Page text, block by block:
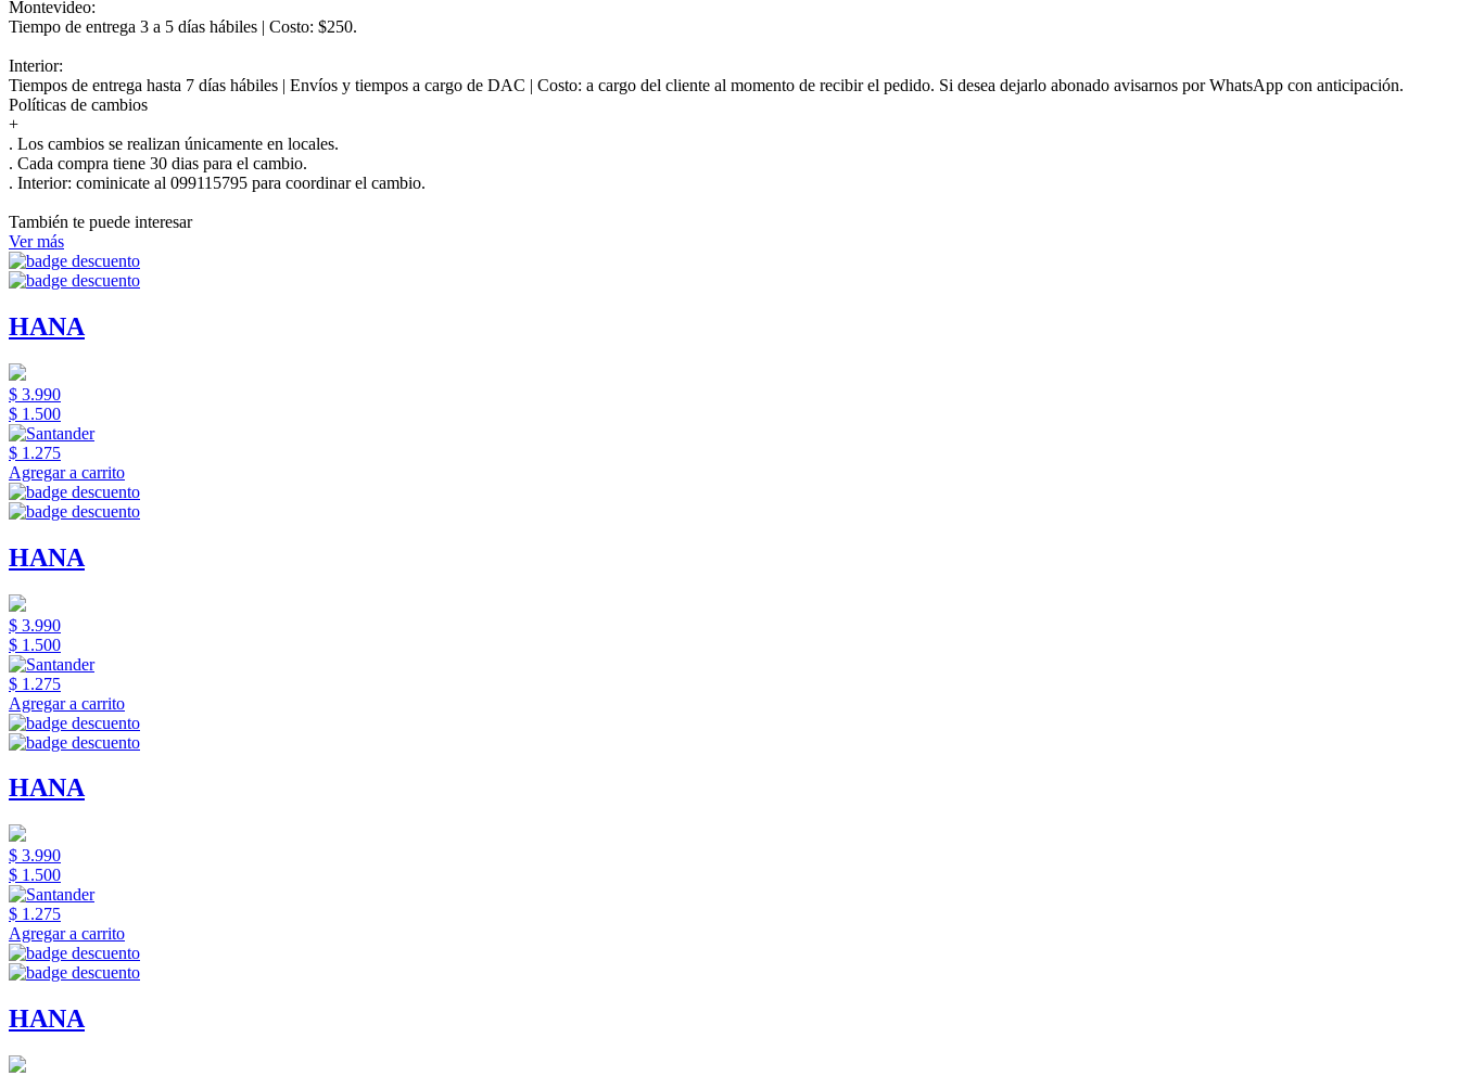
Montevideo:
Tiempo de entrega 3 a 5 días hábiles | Costo: $250.
Interior:
Tiempos de entrega hasta 7 días hábiles | Envíos y tiempos a cargo de DAC | Costo: a cargo del cliente al momento de recibir el pedido. Si desea dejarlo abonado avisarnos por WhatsApp con anticipación.
Políticas de cambios
+
. Los cambios se realizan únicamente en locales.
. Cada compra tiene 30 dias para el cambio.
. Interior: cominicate al 099115795 para coordinar el cambio.
También te puede interesar
Ver más
HANA
$ 3.990
$ 1.500
$ 1.275
Agregar a carrito
HANA
$ 3.990
$ 1.500
$ 1.275
Agregar a carrito
HANA
$ 3.990
$ 1.500
$ 1.275
Agregar a carrito
HANA